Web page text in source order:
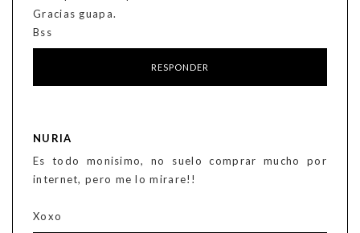
Gracias guapa.
Bss
RESPONDER
NURIA
Es todo monisimo, no suelo comprar mucho por
internet, pero me lo mirare!!
Xoxo